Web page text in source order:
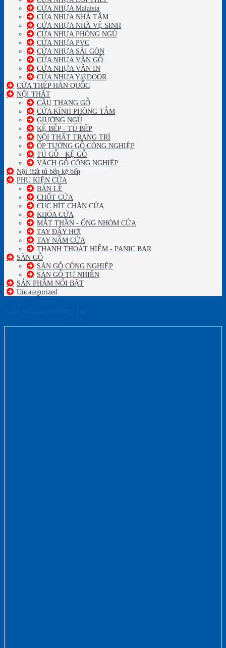
CỬA NHỰA Malaisia
CỬA NHỰA NHÀ TẮM
CỬA NHỰA NHÀ VỆ SINH
CỬA NHỰA PHÒNG NGỦ
CỬA NHỰA PVC
CỬA NHỰA SÀI GÒN
CỬA NHỰA VÂN GỖ
CỬA NHỰA VÂN IN
CỬA NHỰA Y@DOOR
CỬA THÉP HÀN QUỐC
NỘI THẤT
CẦU THANG GỖ
CỬA KÍNH PHÒNG TẮM
GIƯỜNG NGỦ
KỆ BẾP - TỦ BẾP
NỘI THẤT TRANG TRÍ
ỐP TƯỜNG GỖ CÔNG NGHIỆP
TỦ GỖ - KỆ GỖ
VÁCH GỖ CÔNG NGHIỆP
Nội thất tủ bếp kệ bếp
PHỤ KIỆN CỬA
BẢN LỀ
CHỐT CỬA
CỤC HÍT CHẶN CỬA
KHÓA CỬA
MẮT THẦN - ỐNG NHÒM CỬA
TAY ĐẨY HƠI
TAY NẮM CỬA
THANH THOÁT HIỂM - PANIC BAR
SÀN GỖ
SÀN GỖ CÔNG NGHIỆP
SÀN GỖ TỰ NHIÊN
SẢN PHẨM NỔI BẬT
Uncategorized